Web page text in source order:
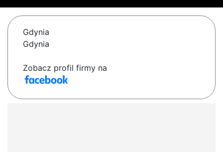
Gdynia
Gdynia
Zobacz profil firmy na